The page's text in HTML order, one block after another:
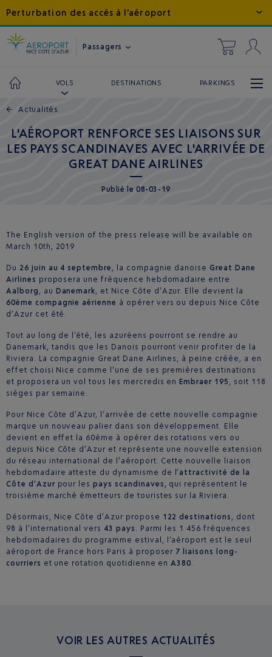
Perturbation des accès à l'aéroport
Passagers
VOLS DESTINATIONS PARKINGS
← Actualités
L'AÉROPORT RENFORCE SES LIAISONS SUR
LES PAYS SCANDINAVES AVEC L'ARRIVÉE DE
GREAT DANE AIRLINES
Publié le 08-03-19
The English version of the press release will be available on
March 10th, 2019
Du 26 juin au 4 septembre , la compagnie danoiseGreat Dane
Airlines proposera une fréquence hebdomadaire entre
Aalborg , au Danemark, et Nice Côte d’Azur. Elle devient la
60ème compagnie aérienne à opérer vers ou depuis Nice Côte
d’Azur cet été.
Tout au long de l’été, les azuréens pourront se rendre au
Danemark, tandis que les Danois pourront venir profiter de la
Riviera. La compagnie Great Dane Airlines, à peine créée, a en
effet choisi Nice comme l’une de ses premières destinations
et proposera un vol tous les mercredis enEmbraer 195 , soit 118
sièges par semaine.
Pour Nice Côte d’Azur, l’arrivée de cette nouvelle compagnie
marque un nouveau palier dans son développement. Elle
devient en effet la 60ème à opérer des rotations vers ou
depuis Nice Côte d’Azur et représente une nouvelle extension
du réseau international de l’aéroport. Cette nouvelle liaison
hebdomadaire atteste du dynamisme de l’attractivité de la
Côte d’Azur pour lespays scandinaves, qui représentent le
troisième marché émetteurs de touristes sur la Riviera.
Désormais, Nice Côte d’Azur propose 122 destinations , dont
98 à l’international vers 43 pays . Parmi les 1 456 fréquences
hebdomadaires du programme estival, l’aéroport est le seul
aéroport de France hors Paris à proposer 7 liaisons long-
courriers et une rotation quotidienne enA380.
VOIR LES AUTRES ACTUALITÉS